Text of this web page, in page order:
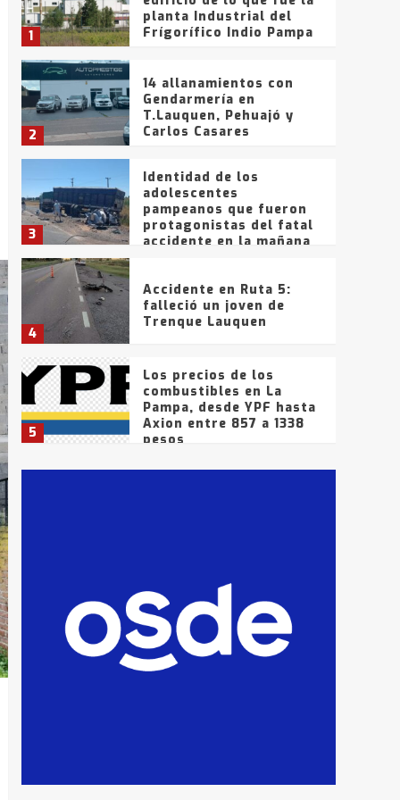
1
planta Industrial del
Frígorífico Indio Pampa
2
14 allanamientos con
Gendarmería en
T.Lauquen, Pehuajó y
Carlos Casares
3
Identidad de los
adolescentes
pampeanos que fueron
protagonistas del fatal
accidente en la mañana
4
Accidente en Ruta 5:
falleció un joven de
Trenque Lauquen
5
Los precios de los
combustibles en La
Pampa, desde YPF hasta
Axion entre 857 a 1338
pesos
La Bolsa de Cereales de
que intentaron evadir a
la Policía fueron
detenidos por
comercialización de
drogas en la tarde del
sábado